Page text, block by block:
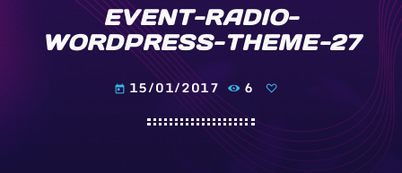
EVENT-RADIO-
WORDPRESS-THEME-27
today 15/01/2017 6